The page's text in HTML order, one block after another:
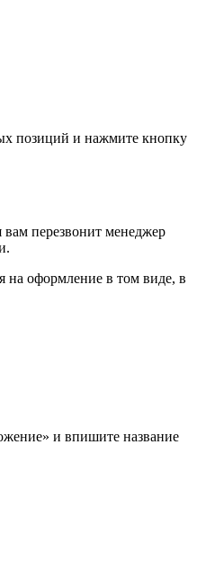
позиций и нажмите кнопку
вам перезвонит менеджер
на оформление в том виде, в
и впишите название